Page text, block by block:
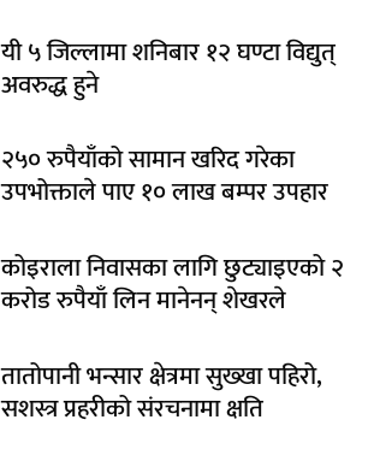
यी ५ जिल्लामा शनिबार १२ घण्टा विद्युत्
अवरुद्ध हुने
२५० रुपैयाँको सामान खरिद गरेका
उपभोक्ताले पाए १० लाख बम्पर उपहार
कोइराला निवासका लागि छुट्याइएको २
करोड रुपैयाँ लिन मानेनन् शेखरले
तातोपानी भन्सार क्षेत्रमा सुख्खा पहिरो,
सशस्त्र प्रहरीको संरचनामा क्षति